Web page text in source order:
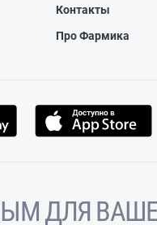
Контакты
Про Фармика
ДЛЯ